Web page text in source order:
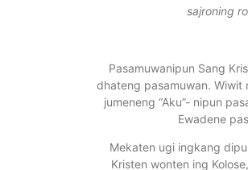
sajroning
Pasamuwanipun Sang
dhateng pasamuwan. Wiwit
jumeneng “Aku”- nipun
Ewadene
Mekaten ugi ingkang
Kristen wonten ing